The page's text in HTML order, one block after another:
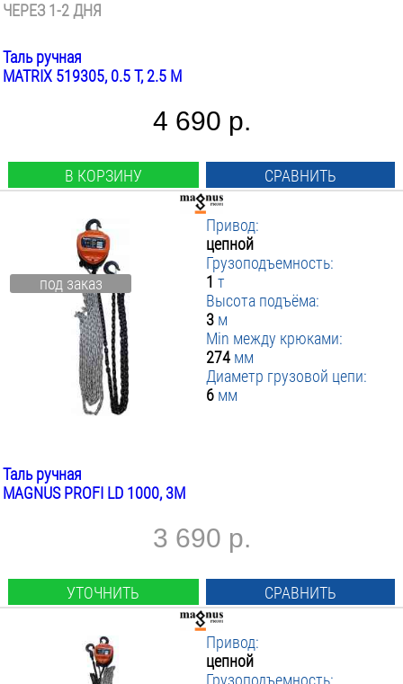
ЧЕРЕЗ 1-2 ДНЯ
Таль ручная
MATRIX 519305, 0.5 Т, 2.5 М
4 690 р.
В КОРЗИНУ СРАВНИТЬ
под заказ
Привод:
цепной
Грузоподъемность:
1 т
Высота подъёма:
3 м
Min между крюками:
274 мм
Диаметр грузовой цепи:
6 мм
Таль ручная
MAGNUS PROFI LD 1000, 3М
3 690 р.
УТОЧНИТЬ СРАВНИТЬ
Привод:
цепной
Грузоподъемность: